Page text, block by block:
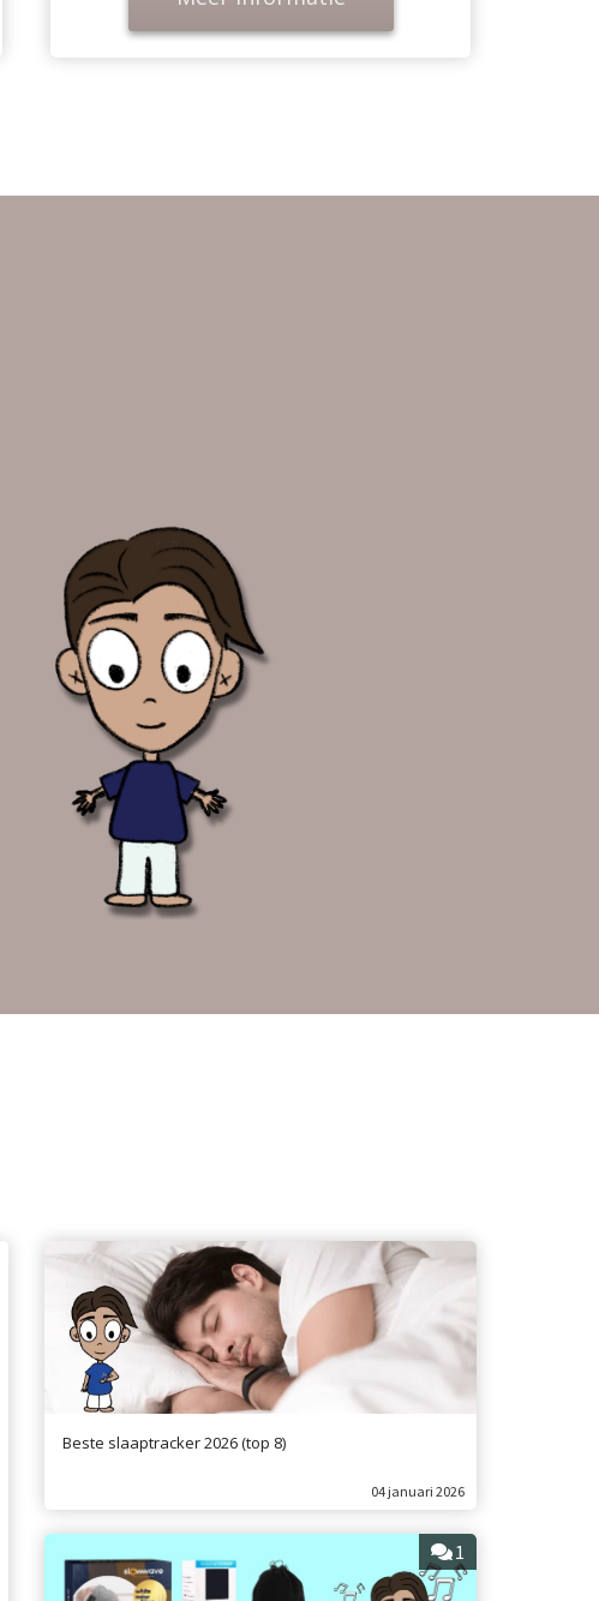
Beste slaaptracker 2026 (top 8)
04 januari 2026
1